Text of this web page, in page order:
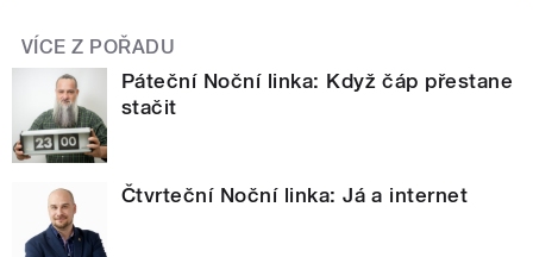
VÍCE Z POŘADU
Páteční Noční linka: Když čáp přestane
stačit
Čtvrteční Noční linka: Já a internet